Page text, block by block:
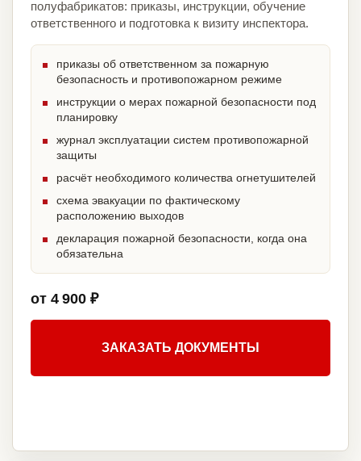
полуфабрикатов: приказы, инструкции, обучение
ответственного и подготовка к визиту инспектора.
приказы об ответственном за пожарную
безопасность и противопожарном режиме
инструкции о мерах пожарной безопасности под
планировку
журнал эксплуатации систем противопожарной
защиты
расчёт необходимого количества огнетушителей
схема эвакуации по фактическому
расположению выходов
декларация пожарной безопасности, когда она
обязательна
от 4 900 ₽
ЗАКАЗАТЬ ДОКУМЕНТЫ